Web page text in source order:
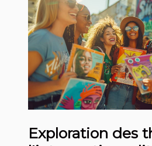
Exploration des